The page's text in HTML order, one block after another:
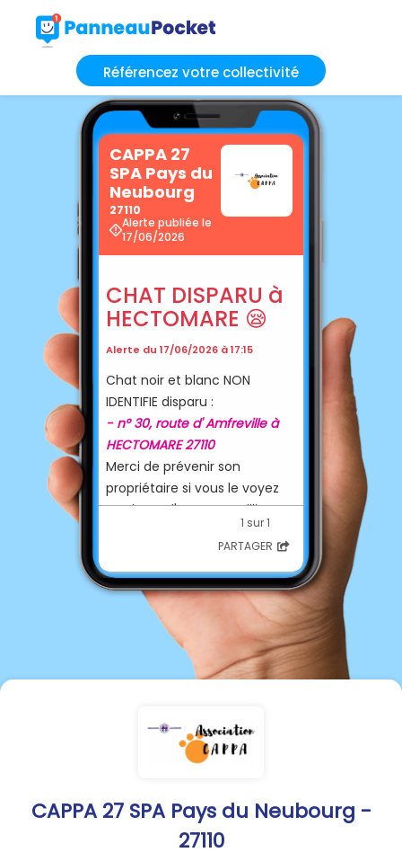
Référencez votre collectivité
CAPPA 27 SPA Pays du Neubourg -
27110
CAPPA 27
SPA Pays du
Neubourg
27110
Alerte publiée le
17/06/2026
CHAT DISPARU à
HECTOMARE 😪
Alerte du 17/06/2026 à 17:15
Chat noir et blanc NON
IDENTIFIE disparu :
- n° 30, route d' Amfreville à
HECTOMARE 27110
Merci de prévenir son
propriétaire si vous le voyez
ou si vous l'avez recueilli.
M. Raymond POINTEAU :1 sur 1
PARTAGER